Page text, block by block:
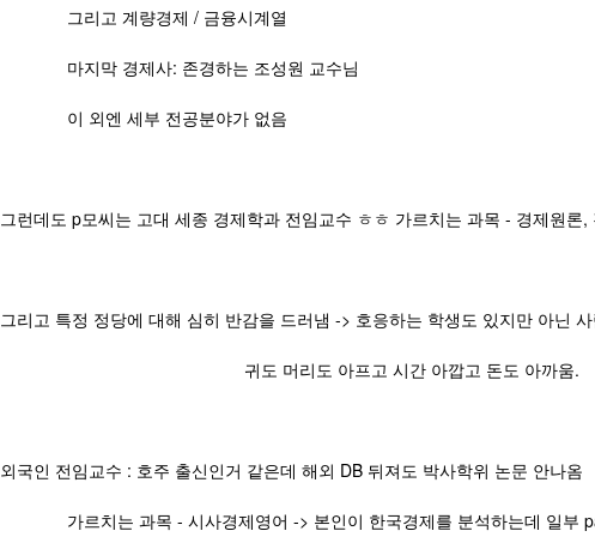
그리고 계량경제 / 금융시계열
마지막 경제사: 존경하는 조성원 교수님
이 외엔 세부 전공분야가 없음
그런데도 p모씨는 고대 세종 경제학과 전임교수 ㅎㅎ 가르치는 과목 - 경제원론,
그리고 특정 정당에 대해 심히 반감을 드러냄 -> 호응하는 학생도 있지만 아닌
귀도 머리도 아프고 시간 아깝고 돈도 아까움.
외국인 전임교수 : 호주 출신인거 같은데 해외 DB 뒤져도 박사학위 논문 안나옴
가르치는 과목 - 시사경제영어 -> 본인이 한국경제를 분석하는데 일부